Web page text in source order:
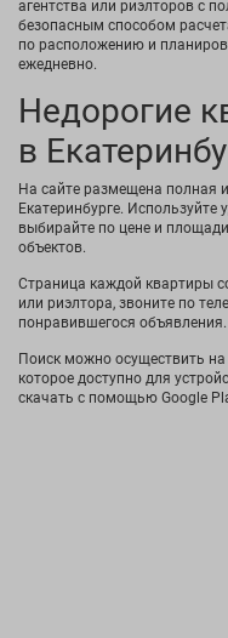
агентства или риэлторов с
безопасным способом
по расположению и
ежедневно.
Недорогие
в
На сайте размещена полная
Екатеринбурге.
выбирайте по цене и
объектов.
Страница каждой квартиры
или риэлтора, звоните по
понравившегося объявления.
Поиск можно осуществить
которое доступно для
скачать с помощью Google